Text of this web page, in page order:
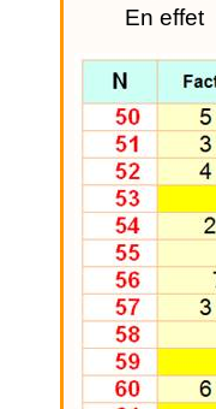
En effet